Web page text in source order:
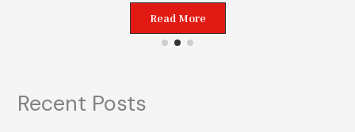
Read More
Recent Posts